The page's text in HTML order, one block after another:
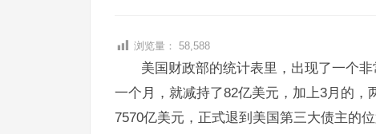
浏览量： 58,588
美国财政部的统计表里，出现了一个
一个月，就减持了82亿美元，加上3月的
7570亿美元，正式退到美国第三大债主的